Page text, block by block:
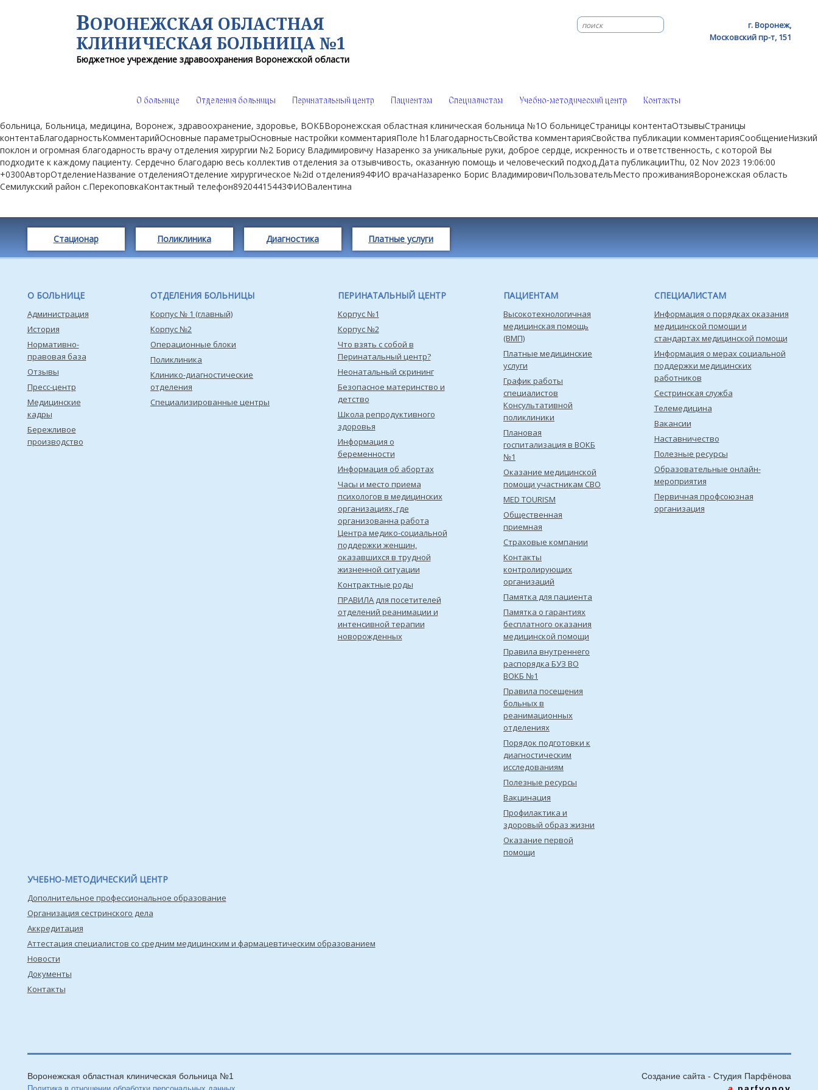
ВОРОНЕЖСКАЯ ОБЛАСТНАЯ
КЛИНИЧЕСКАЯ БОЛЬНИЦА №1
Бюджетное учреждение здравоохранения Воронежской области
г. Воронеж,
Московский пр-т, 151
О больнице Отделения больницы Перинатальный центр Пациентам Специалистам Учебно-методический центр Контакты
больница, Больница, медицина, Воронеж, здравоохранение, здоровье, ВОКБВоронежская областная клиническая больница №1О больницеСтраницы контентаОтзывыСтраницы
контентаБлагодарностьКомментарийОсновные параметрыОсновные настройки комментарияПоле h1БлагодарностьСвойства комментарияСвойства публикации комментарияСообщениеНизкий
поклон и огромная благодарность врачу отделения хирургии №2 Борису Владимировичу Назаренко за уникальные руки, доброе сердце, искренность и ответственность, с которой Вы
подходите к каждому пациенту. Сердечно благодарю весь коллектив отделения за отзывчивость, оказанную помощь и человеческий подход.Дата публикацииThu, 02 Nov 2023 19:06:00
+0300АвторОтделениеНазвание отделенияОтделение хирургическое №2id отделения94ФИО врачаНазаренко Борис ВладимировичПользовательМесто проживанияВоронежская область
Семилукский район с.ПерекоповкаКонтактный телефон89204415443ФИОВалентина
Стационар Поликлиника Диагностика Платные услуги
О БОЛЬНИЦЕ
Администрация
История
Нормативно-
правовая база
Отзывы
Пресс-центр
Медицинские
кадры
Бережливое
производство
ОТДЕЛЕНИЯ БОЛЬНИЦЫ
Корпус № 1 (главный)
Корпус №2
Операционные блоки
Поликлиника
Клинико-диагностические
отделения
Специализированные центры
ПЕРИНАТАЛЬНЫЙ ЦЕНТР
Корпус №1
Корпус №2
Что взять с собой в
Перинатальный центр?
Неонатальный скрининг
Безопасное материнство и
детство
Школа репродуктивного
здоровья
Информация о
беременности
Информация об абортах
Часы и место приема
психологов в медицинских
организациях, где
организованна работа
Центра медико-социальной
поддержки женщин,
оказавшихся в трудной
жизненной ситуации
Контрактные роды
ПРАВИЛА для посетителей
отделений реанимации и
интенсивной терапии
новорожденных
ПАЦИЕНТАМ
Высокотехнологичная
медицинская помощь
(ВМП)
Платные медицинские
услуги
График работы
специалистов
Консультативной
поликлиники
Плановая
госпитализация в ВОКБ
№1
Оказание медицинской
помощи участникам СВО
MED TOURISM
Общественная
приемная
Страховые компании
Контакты
контролирующих
организаций
Памятка для пациента
Памятка о гарантиях
бесплатного оказания
медицинской помощи
Правила внутреннего
распорядка БУЗ ВО
ВОКБ №1
Правила посещения
больных в
реанимационных
отделениях
Порядок подготовки к
диагностическим
исследованиям
Полезные ресурсы
Вакцинация
Профилактика и
здоровый образ жизни
Оказание первой
помощи
СПЕЦИАЛИСТАМ
Информация о порядках оказания
медицинской помощи и
стандартах медицинской помощи
Информация о мерах социальной
поддержки медицинских
работников
Сестринская служба
Телемедицина
Вакансии
Наставничество
Полезные ресурсы
Образовательные онлайн-
мероприятия
Первичная профсоюзная
организация
УЧЕБНО-МЕТОДИЧЕСКИЙ ЦЕНТР
Дополнительное профессиональное образование
Организация сестринского дела
Аккредитация
Аттестация специалистов со средним медицинским и фармацевтическим образованием
Новости
Документы
Контакты
Воронежская областная клиническая больница №1
Создание сайта - Cтудия Парфёнова